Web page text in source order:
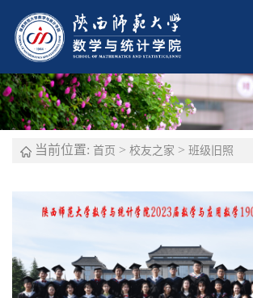
当前位置: 首页 > 校友之家 > 班级旧照